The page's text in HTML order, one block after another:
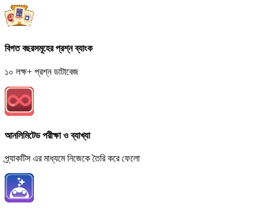
বিগত বছরসমূহের প্রশ্ন ব্যাংক
১০ লক্ষ+ প্রশ্ন ডাটাবেজ
আনলিমিটেড পরীক্ষা ও ব্যাখ্যা
প্র্যাকটিস এর মাধ্যমে নিজেকে তৈরি করে ফেলো